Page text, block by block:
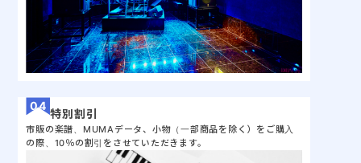
特別割引
市販の楽譜、MUMAデータ、小物（一部商品を除く）をご購入
の際、10％の割引をさせていただきます。